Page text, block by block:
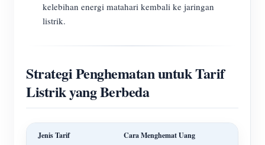
kelebihan energi matahari kembali ke jaringan
listrik.
Strategi Penghematan untuk Tarif
Listrik yang Berbeda
Jenis Tarif Cara Menghemat Uang